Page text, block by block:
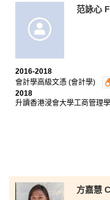
香港理工大學市場學
或許有人會認為修讀
我於書院學習期間最
標。
書院提供了良好的學
師們都給予我支持和
范詠心
2016-2018
會計學高級文憑 (會計學)
2018
升讀香港浸會大學工商管理
方嘉慧